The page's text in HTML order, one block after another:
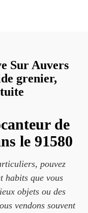
Sur Auvers
grenier,
de
le 91580
pouvez
habits que vous
objets ou des
vendons souvent